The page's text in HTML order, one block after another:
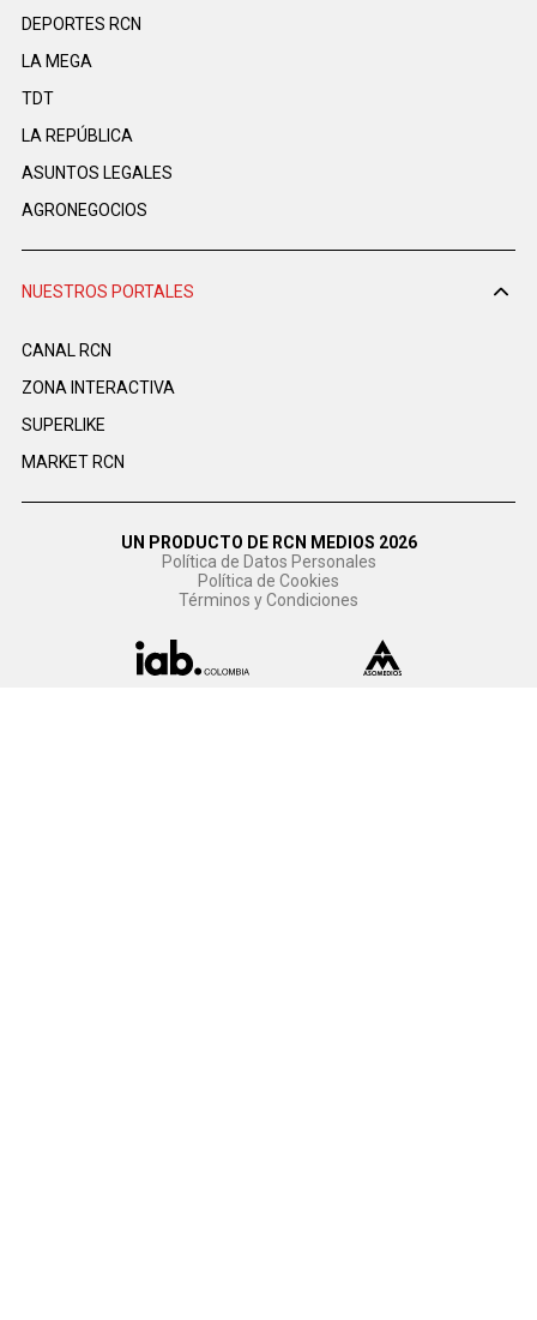
DEPORTES RCN
LA MEGA
TDT
LA REPÚBLICA
ASUNTOS LEGALES
AGRONEGOCIOS
NUESTROS PORTALES
CANAL RCN
ZONA INTERACTIVA
SUPERLIKE
MARKET RCN
UN PRODUCTO DE RCN MEDIOS 2026
Política de Datos Personales
Política de Cookies
Términos y Condiciones